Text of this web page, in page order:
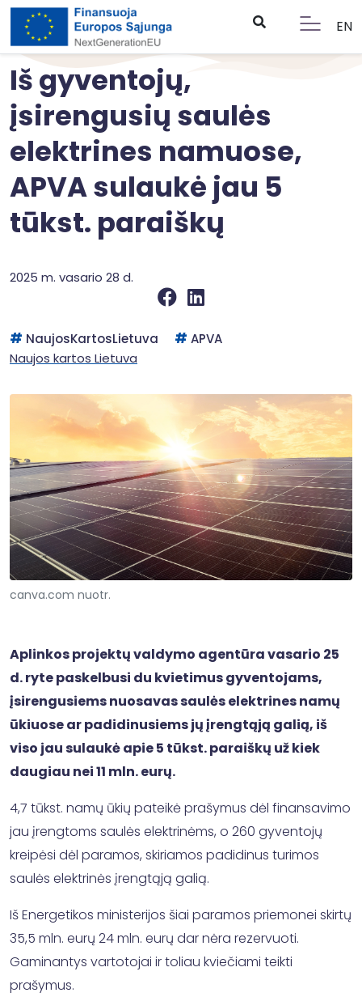
EN
Iš gyventojų,
įsirengusių saulės
elektrines namuose,
APVA sulaukė jau 5
tūkst. paraiškų
2025 m. vasario 28 d.
NaujosKartosLietuva
APVA
Naujos kartos Lietuva
canva.com nuotr.
Aplinkos projektų valdymo agentūra vasario 25
d. ryte paskelbusi du kvietimus gyventojams,
įsirengusiems nuosavas saulės elektrines namų
ūkiuose ar padidinusiems jų įrengtąją galią, iš
viso jau sulaukė apie 5 tūkst. paraiškų už kiek
daugiau nei 11 mln. eurų.
4,7 tūkst. namų ūkių pateikė prašymus dėl finansavimo
jau įrengtoms saulės elektrinėms, o 260 gyventojų
kreipėsi dėl paramos, skiriamos padidinus turimos
saulės elektrinės įrengtąją galią.
Iš Energetikos ministerijos šiai paramos priemonei skirtų
35,5 mln. eurų 24 mln. eurų dar nėra rezervuoti.
Gaminantys vartotojai ir toliau kviečiami teikti
prašymus.